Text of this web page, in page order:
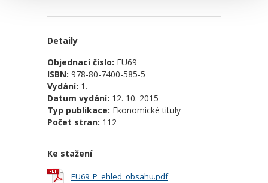
Detaily
Objednací číslo: EU69
ISBN: 978-80-7400-585-5
Vydání: 1.
Datum vydání: 12. 10. 2015
Typ publikace: Ekonomické tituly
Počet stran: 112
Ke stažení
EU69_P_ehled_obsahu.pdf